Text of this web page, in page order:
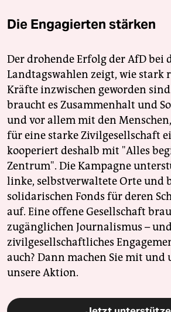
Die Engagierten stärken
Der drohende Erfolg der AfD bei
Landtagswahlen zeigt, wie stark
Kräfte inzwischen geworden
braucht es Zusammenhalt und
und vor allem mit den
für eine starke Zivilgesellschaft
kooperiert deshalb mit "Alles
Zentrum". Die Kampagne
linke, selbstverwaltete Orte und
solidarischen Fonds für deren
auf. Eine offene Gesellschaft
zugänglichen Journalismus –
zivilgesellschaftliches
auch? Dann machen Sie mit und
unsere Aktion.